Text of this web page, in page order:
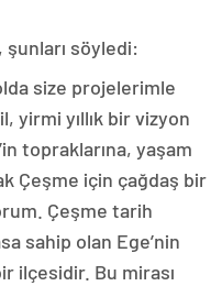
şunları söyledi:
size projelerimle
yirmi yıllık bir vizyon
topraklarına, yaşam
Çeşme için çağdaş bir
Çeşme tarih
sahip olan Ege’nin
ilçesidir. Bu mirası